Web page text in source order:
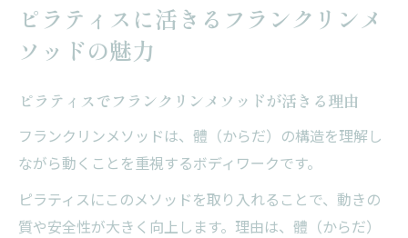
ピラティスに活きるフランクリンメ
ソッドの魅力
ピラティスでフランクリンメソッドが活きる理由
フランクリンメソッドは、體（からだ）の構造を理解し
ながら動くことを重視するボディワークです。
ピラティスにこのメソッドを取り入れることで、動きの
質や安全性が大きく向上します。理由は、體（からだ）